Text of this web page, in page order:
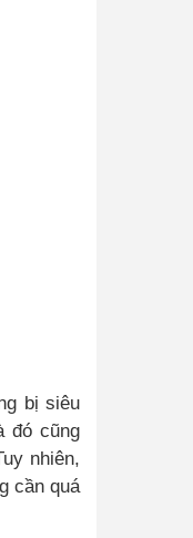
bị siêu
đó cũng
nhiên,
cần quá